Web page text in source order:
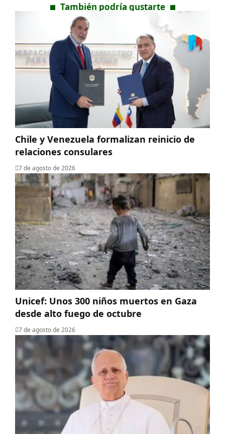
También podría gustarte
Chile y Venezuela formalizan reinicio de
relaciones consulares
7 de agosto de 2026
Unicef: Unos 300 niños muertos en Gaza
desde alto fuego de octubre
7 de agosto de 2026